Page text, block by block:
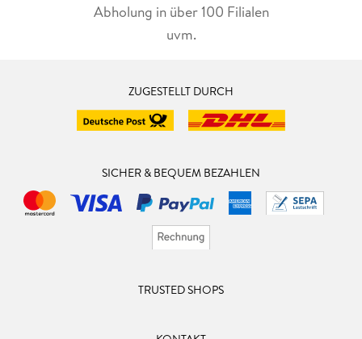
Abholung in über 100 Filialen
uvm.
ZUGESTELLT DURCH
SICHER & BEQUEM BEZAHLEN
TRUSTED SHOPS